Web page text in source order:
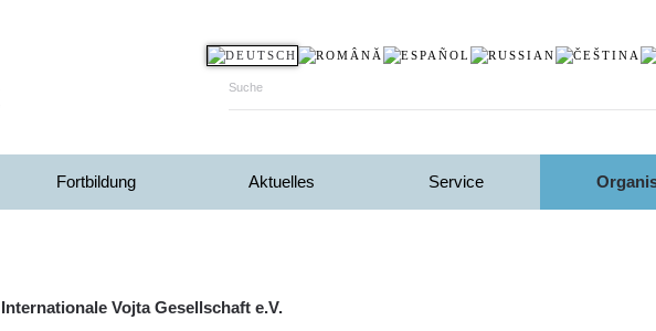
Fortbildung Aktuelles Service
Internationale Vojta Gesellschaft e.V.